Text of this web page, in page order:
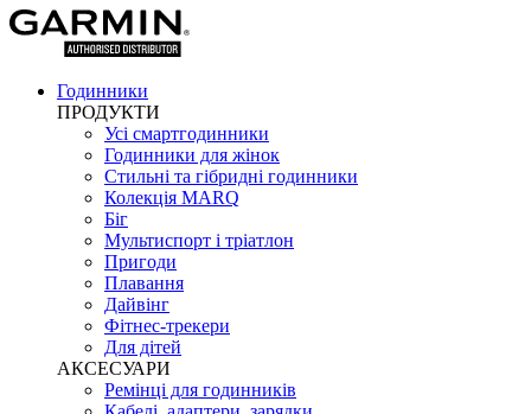
Годинники
ПРОДУКТИ
Усі смартгодинники
Годинники для жінок
Стильні та гібридні годинники
Колекція MARQ
Біг
Мультиспорт і тріатлон
Пригоди
Плавання
Дайвінг
Фітнес-трекери
Для дітей
АКСЕСУАРИ
Ремінці для годинників